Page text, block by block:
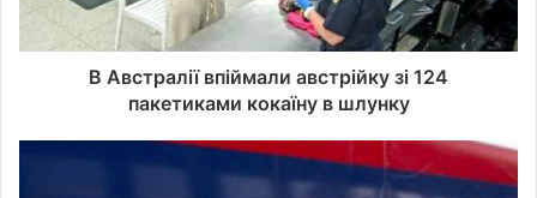
В Австралії впіймали австрійку зі 124
пакетиками кокаїну в шлунку